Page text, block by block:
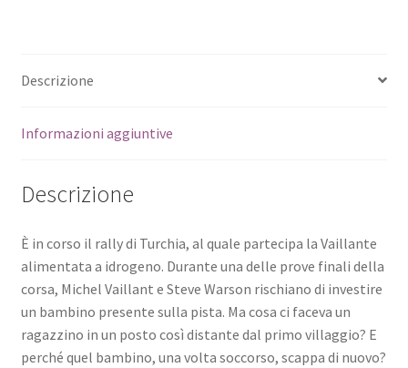
Descrizione
Informazioni aggiuntive
Descrizione
È in corso il rally di Turchia, al quale partecipa la Vaillante
alimentata a idrogeno. Durante una delle prove finali della
corsa, Michel Vaillant e Steve Warson rischiano di investire
un bambino presente sulla pista. Ma cosa ci faceva un
ragazzino in un posto così distante dal primo villaggio? E
perché quel bambino, una volta soccorso, scappa di nuovo?